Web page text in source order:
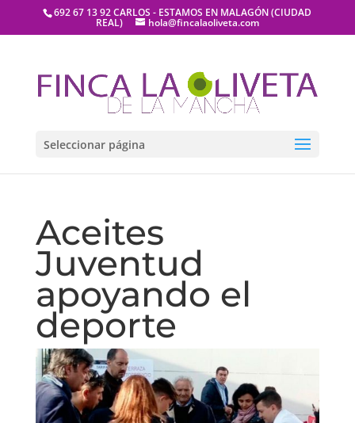
692 67 13 92 CARLOS - ESTAMOS EN MALAGÓN (CIUDAD
REAL) hola@fincalaoliveta.com
Seleccionar página
Aceites
Juventud
apoyando el
deporte